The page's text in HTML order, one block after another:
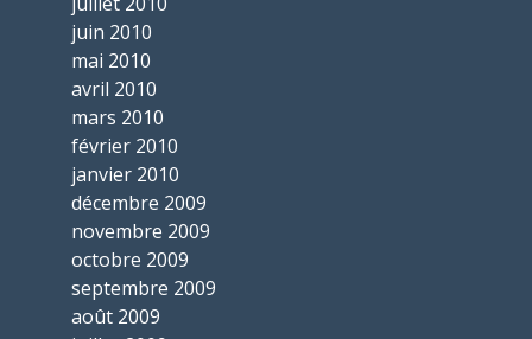
juin 2010
mai 2010
avril 2010
mars 2010
février 2010
janvier 2010
décembre 2009
novembre 2009
octobre 2009
septembre 2009
août 2009